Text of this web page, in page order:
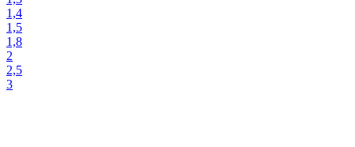
1,4
1,5
1,8
2
2,5
3